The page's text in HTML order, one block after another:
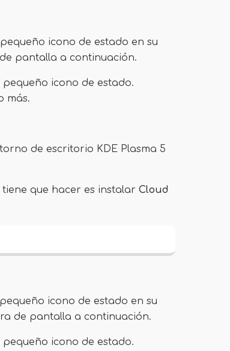
icono de estado en su
pantalla a continuación.
icono de estado.
más.
de escritorio KDE Plasma 5
que hacer es instalar Cloud
icono de estado en su
de pantalla a continuación.
icono de estado.